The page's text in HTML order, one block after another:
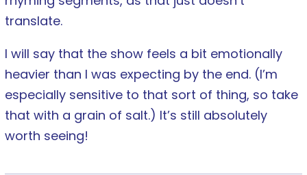
translate.
I will say that the show feels a bit emotionally
heavier than I was expecting by the end. (I’m
especially sensitive to that sort of thing, so take
that with a grain of salt.) It’s still absolutely
worth seeing!